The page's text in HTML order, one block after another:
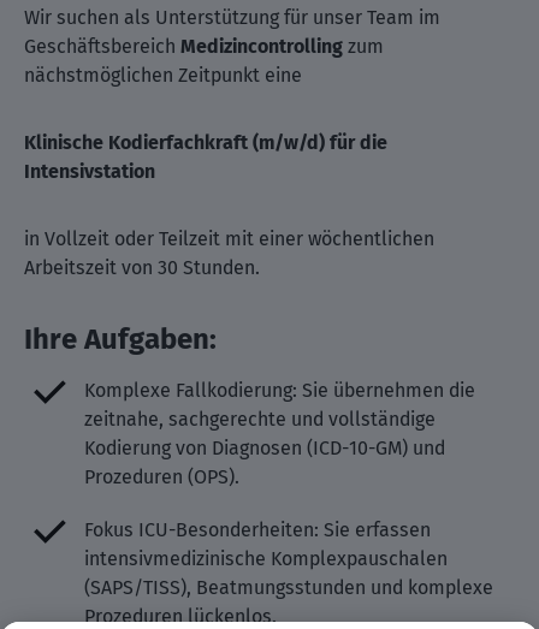
Wir suchen als Unterstützung für unser Team im
Geschäftsbereich Medizincontrolling zum
nächstmöglichen Zeitpunkt eine
Klinische Kodierfachkraft (m/w/d) für die
Intensivstation
in Vollzeit oder Teilzeit mit einer wöchentlichen
Arbeitszeit von 30 Stunden.
Ihre Aufgaben:
Komplexe Fallkodierung: Sie übernehmen die
zeitnahe, sachgerechte und vollständige
Kodierung von Diagnosen (ICD-10-GM) und
Prozeduren (OPS).
Fokus ICU-Besonderheiten: Sie erfassen
intensivmedizinische Komplexpauschalen
(SAPS/TISS), Beatmungsstunden und komplexe
Prozeduren lückenlos.